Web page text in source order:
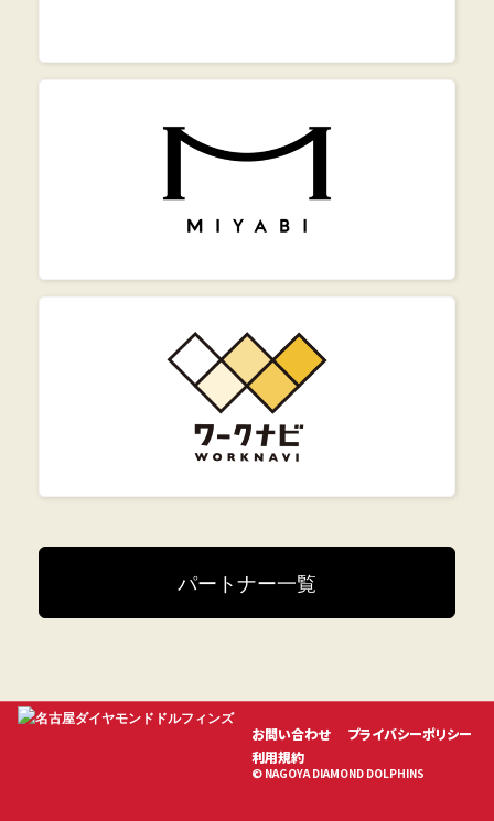
パートナー一覧
お問い合わせ
プライバシーポリシー
利用規約
© NAGOYA DIAMOND DOLPHINS